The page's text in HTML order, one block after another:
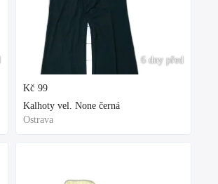
6 dny před
Kč 99
Kalhoty vel. None černá
Ostrava